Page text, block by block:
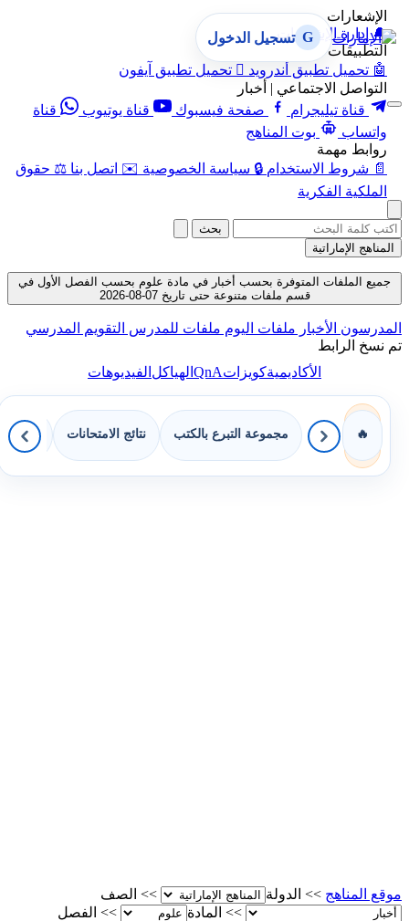
الإشعارات
🔔 إدارة الإشعارات
التطبيقات
🤖 تحميل تطبيق أندرويد  تحميل تطبيق آيفون
التواصل الاجتماعي | أخبار
قناة تيليجرام
صفحة فيسبوك قناة يوتيوب
قناة
واتساب
بوت المناهج
روابط مهمة
📄 شروط الاستخدام 🔒 سياسة الخصوصية ✉️ اتصل بنا ⚖️ حقوق
الملكية الفكرية
G تسجيل الدخول
بحث
المناهج الإماراتية
جميع الملفات المتوفرة بحسب أخبار في مادة علوم بحسب الفصل الأول في
قسم ملفات متنوعة حتى تاريخ 07-08-2026
المدرسون الأخبار ملفات اليوم ملفات للمدرس التقويم المدرسي
تم نسخ الرابط
الأكاديميةكويزاتQnAالهياكلالفيديوهات
🔥 مجموعة التبرع بالكتب نتائج الامتحانات
موقع المناهج >> الدولة >>
الصف
>>
المادة >>
الفصل